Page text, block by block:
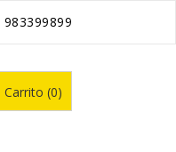
983399899
Carrito (0)